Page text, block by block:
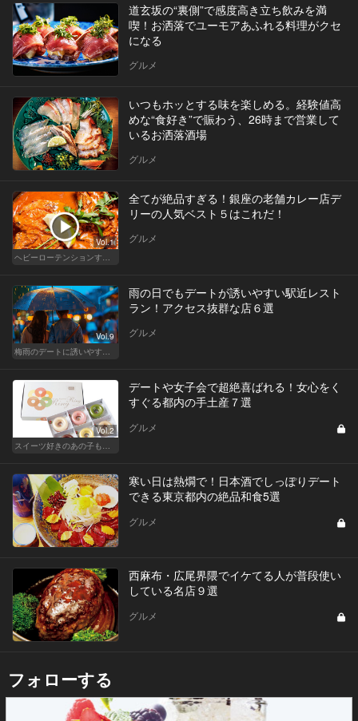
道玄坂の“裏側”で感度高き立ち飲みを満
喫！お洒落でユーモアあふれる料理がクセ
になる
グルメ
いつもホッとする味を楽しめる。経験値高
めな“食好き”で賑わう、26時まで営業して
いるお洒落酒場
グルメ
Vol.1
全てが絶品すぎる！銀座の老舗カレー店デ
リーの人気ベスト５はこれだ！
グルメ
Vol.9
雨の日でもデートが誘いやすい駅近レスト
ラン！アクセス抜群な店６選
グルメ
Vol.2
デートや女子会で超絶喜ばれる！女心をく
すぐる都内の手土産７選
グルメ
寒い日は熱燗で！日本酒でしっぽりデート
できる東京都内の絶品和食5選
グルメ
西麻布・広尾界隈でイケてる人が普段使い
している名店９選
グルメ
フォローする